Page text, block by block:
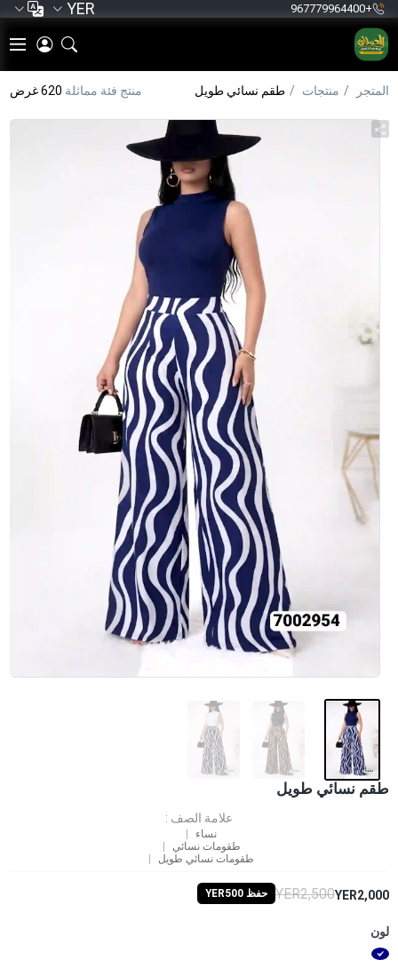
+967779964400
YER
المتجر منتجات طقم نسائي طويل منتج فئة مماثلة 620 غرض
طقم نسائي طويل
علامة الصف :
نساء
طقومات نسائي
طقومات نسائي طويل
YER2,000
YER2,500 حفظ YER500
لون